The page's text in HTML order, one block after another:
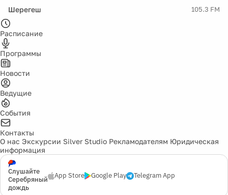
Шерегеш 105.3 FM
Расписание
Программы
Новости
Ведущие
События
Контакты
О нас Экскурсии Silver Studio Рекламодателям Юридическая
информация
Слушайте
Серебряный
дождь
App Store Google Play Telegram App